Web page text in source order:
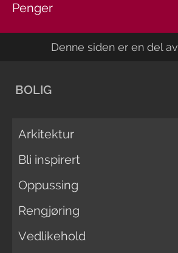
Penger
Denne siden er en del av
BOLIG
Arkitektur
Bli inspirert
Oppussing
Rengjøring
Vedlikehold